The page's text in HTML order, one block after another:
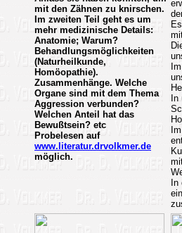
mit den Zähnen zu knirschen.
Im zweiten Teil geht es um
mehr medizinische Details:
Anatomie; Warum?
Behandlungsmöglichkeiten
(Naturheilkunde,
Homöopathie).
Zusammenhänge. Welche
Organe sind mit dem Thema
Aggression verbunden?
Welchen Anteil
hat das
Bewußtsein? etc
Probelesen auf
www.literatur.drvolkmer.de
möglich.